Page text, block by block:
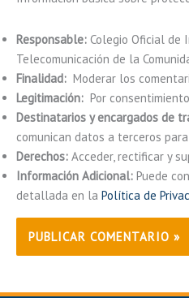
Responsable: Colegio Oficial de
Telecomunicación de la
Finalidad: Moderar los
Legitimación: Por
Destinatarios y encargados de
comunican datos a terceros
Derechos: Acceder, rectificar y
Información Adicional: Puede
detallada en la Política de